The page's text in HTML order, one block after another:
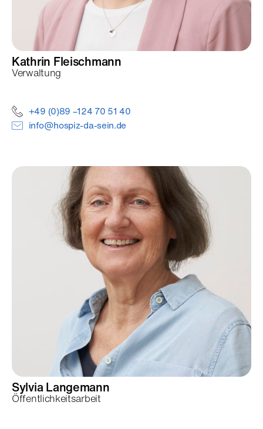
Kathrin Fleischmann
Verwaltung
+49 (0)89 –124 70 51 40
info@hospiz-da-sein.de
SylviaLangemann
Öffentlichkeitsarbeit